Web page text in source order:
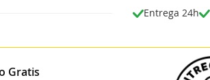
Entrega 24h
Gratis